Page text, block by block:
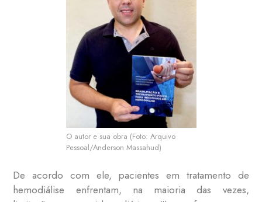
O autor e sua obra (Foto: Arquivo
Pessoal/Anderson Massahud)
De acordo com ele, pacientes em tratamento de
hemodiálise enfrentam, na maioria das vezes,